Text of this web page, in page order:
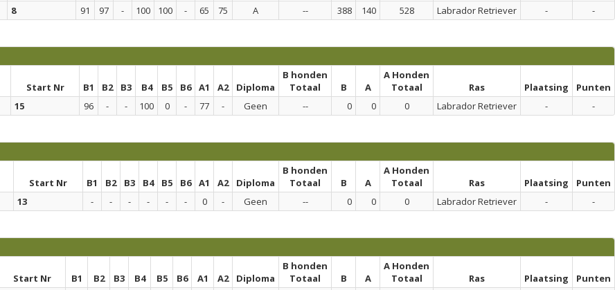
8 91 97 - 100 100 - 65 75 A -- 388 140 528 Labrador Retriever - -
Start Nr B1 B2 B3 B4 B5 B6 A1 A2 Diploma
B honden
Totaal
B A
A Honden
Totaal
Ras Plaatsing
Punten
15 96 - - 100 0 - 77 - Geen -- 0 0 0 Labrador Retriever - -
Start Nr B1 B2 B3 B4 B5 B6 A1 A2 Diploma
B honden
Totaal
B A
A Honden
Totaal
Ras Plaatsing
Punten
13 - - - - - - 0 - Geen -- 0 0 0 Labrador Retriever - -
Start Nr B1 B2 B3 B4 B5 B6 A1 A2 Diploma
B honden
Totaal
B A
A Honden
Totaal
Ras Plaatsing
Punten